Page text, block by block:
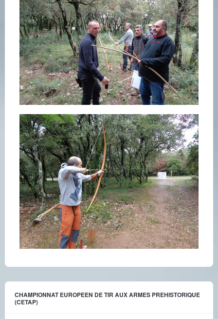
CHAMPIONNAT EUROPEEN DE TIR AUX ARMES PREHISTORIQUE
(CETAP)